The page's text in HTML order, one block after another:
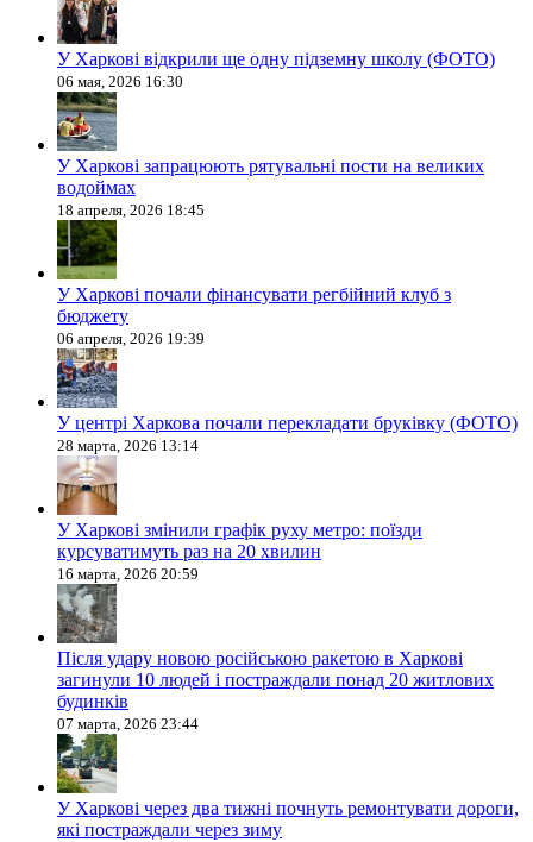
У Харкові відкрили ще одну підземну школу (ФОТО)
06 мая, 2026 16:30
У Харкові запрацюють рятувальні пости на великих
водоймах
18 апреля, 2026 18:45
У Харкові почали фінансувати регбійний клуб з
бюджету
06 апреля, 2026 19:39
У центрі Харкова почали перекладати бруківку (ФОТО)
28 марта, 2026 13:14
У Харкові змінили графік руху метро: поїзди
курсуватимуть раз на 20 хвилин
16 марта, 2026 20:59
Після удару новою російською ракетою в Харкові
загинули 10 людей і постраждали понад 20 житлових
будинків
07 марта, 2026 23:44
У Харкові через два тижні почнуть ремонтувати дороги,
які постраждали через зиму